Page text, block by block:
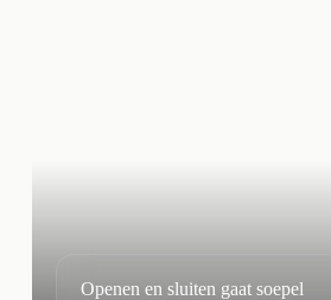
Openen en sluiten gaat soepel